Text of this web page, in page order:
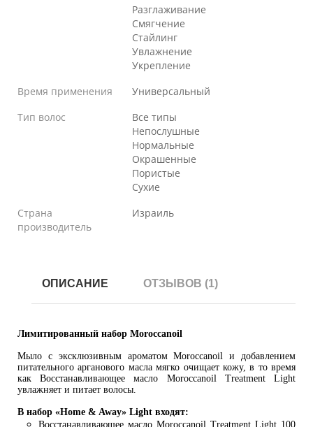
Разглаживание
Смягчение
Стайлинг
Увлажнение
Укрепление
Время применения
Универсальный
Тип волос
Все типы
Непослушные
Нормальные
Окрашенные
Пористые
Сухие
Страна
производитель
Израиль
ОПИСАНИЕ ОТЗЫВОВ (1)
Лимитированный набор Moroccanoil
Мыло с эксклюзивным ароматом Moroccanoil и добавлением
питательного арганового масла мягко очищает кожу, в то время
как Восстанавливающее масло Moroccanoil Treatment Light
увлажняет и питает волосы.
В набор «Home & Away» Light входят:
Восстанавливающее масло Moroccanoil Treatment Light 100